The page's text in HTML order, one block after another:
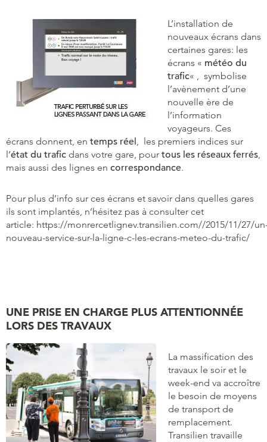
L’installation de
nouveaux écrans dans
certaines gares: les
écrans « météo du
trafic« , symbolise
l’avènement d’une
nouvelle ère de
l’information
voyageurs. Ces
écrans donnent, en temps réel , les premiers indices sur
l’état du trafic dans votre gare, pour tous les réseaux ferrés
mais aussi des lignes en correspondance.
Pour plus d’info sur ces écrans et savoir dans quelles gares
ils sont implantés, n’hésitez pas à consulter cet
article: https://monrercetlignev.transilien.com//2015/11/27/
nouveau-service-sur-la-ligne-c-les-ecrans-meteo-du-trafic/
UNE PRISE EN CHARGE PLUS ATTENTIONNÉE
LORS DES TRAVAUX
La massification des
travaux le soir et le
week-end va accroître
le besoin de moyens
de transport de
remplacement.
Transilien travaille